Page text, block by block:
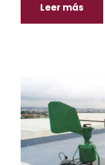
Leer más